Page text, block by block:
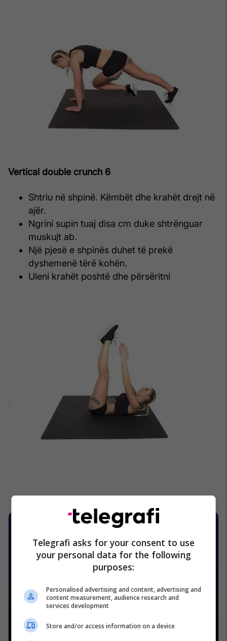
Vertical double crunch 6
Shtriu në shpinë. Këmbët dhe krahët drejt në
ajër.
Ngrini supin tuaj disa cm duke shtrënguar
muskujt ab.
Një pjesë e shpinës duhet të prekë
dyshemenë tërë kohën.
Uleni krahët poshtë dhe përsëritni
Telegrafi asks for your consent to use
your personal data for the following
purposes:
Personalised advertising and content, advertising and
content measurement, audience research and
services development
Store and/or access information on a device